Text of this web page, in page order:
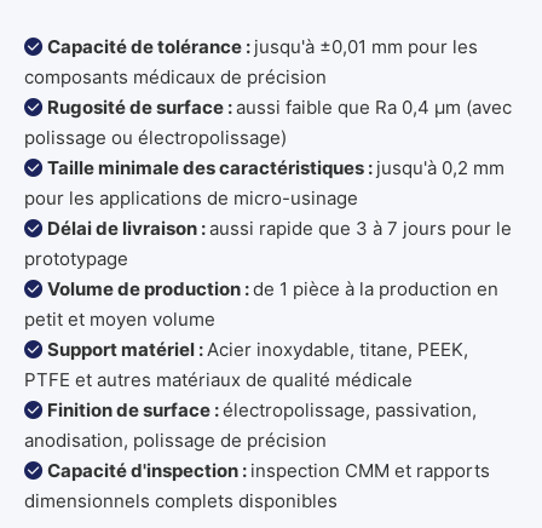
 Capacité de tolérance : jusqu'à ±0,01 mm pour les
composants médicaux de précision
 Rugosité de surface :aussi faible que Ra 0,4 μm (avec
polissage ou électropolissage)
 Taille minimale des caractéristiques : jusqu'à 0,2 mm
pour les applications de micro-usinage
 Délai de livraison :aussi rapide que 3 à 7 jours pour le
prototypage
 Volume de production :de 1 pièce à la production en
petit et moyen volume
 Support matériel :Acier inoxydable, titane, PEEK,
PTFE et autres matériaux de qualité médicale
 Finition de surface :électropolissage, passivation,
anodisation, polissage de précision
 Capacité d'inspection : inspection CMM et rapports
dimensionnels complets disponibles